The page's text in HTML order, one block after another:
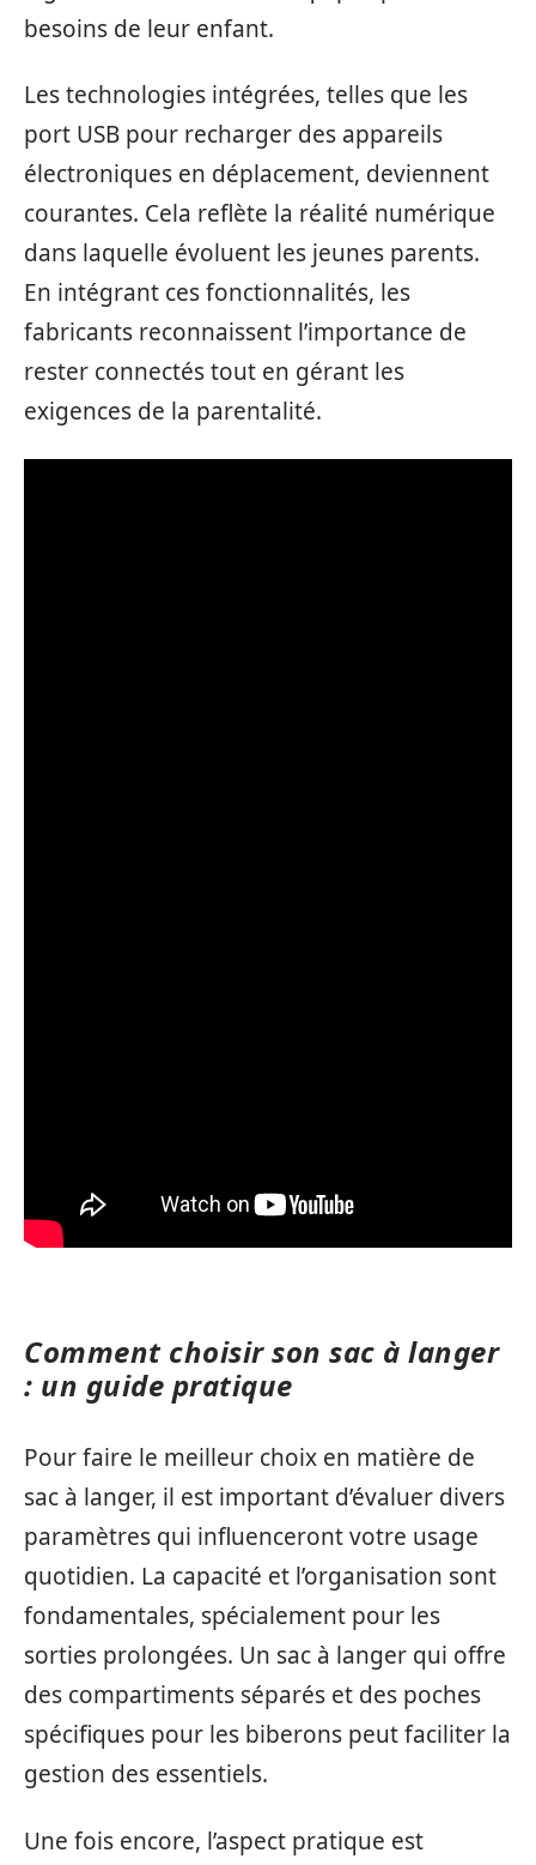
besoins de leur enfant.
Les technologies intégrées, telles que les
port USB pour recharger des appareils
électroniques en déplacement, deviennent
courantes. Cela reflète la réalité numérique
dans laquelle évoluent les jeunes parents.
En intégrant ces fonctionnalités, les
fabricants reconnaissent l’importance de
rester connectés tout en gérant les
exigences de la parentalité.
Comment choisir son sac à langer
: un guide pratique
Pour faire le meilleur choix en matière de
sac à langer, il est important d’évaluer divers
paramètres qui influenceront votre usage
quotidien. La capacité et l’organisation sont
fondamentales, spécialement pour les
sorties prolongées. Un sac à langer qui offre
des compartiments séparés et des poches
spécifiques pour les biberons peut faciliter la
gestion des essentiels.
Une fois encore, l’aspect pratique est